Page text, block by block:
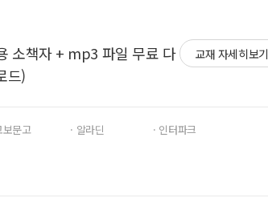
소책자 + mp3 파일 무료 다
드)
교재 자세히보기
보문고 · 알라딘 · 인터파크